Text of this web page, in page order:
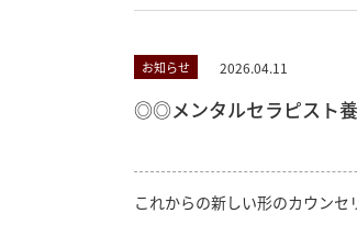
お知らせ 2026.04.11
◎◎メンタルセラピスト
これからの新しい形のカウン